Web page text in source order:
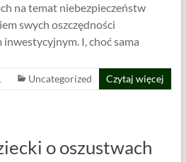
na temat niebezpieczeństw
swych oszczędności
I, choć sama
Uncategorized Czytaj więcej
o oszustwach